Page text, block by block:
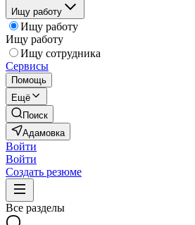
Ищу работу
Ищу работу
Ищу работу
Ищу сотрудника
Сервисы
Помощь
Ещё
Поиск
Адамовка
Войти
Войти
Создать резюме
Все разделы